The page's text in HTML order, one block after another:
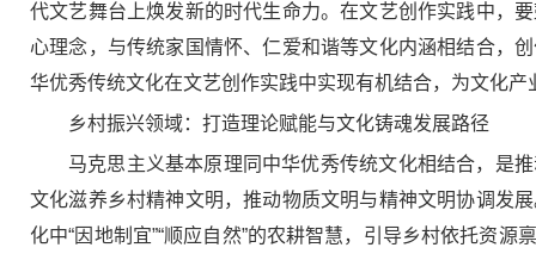
代文艺舞台上焕发新的时代生命力。在文艺创作实践中，
心理念，与传统家国情怀、仁爱和谐等文化内涵相结合，
华优秀传统文化在文艺创作实践中实现有机结合，为文化
乡村振兴领域：打造理论赋能与文化铸魂发展路径
马克思主义基本原理同中华优秀传统文化相结合，是
文化滋养乡村精神文明，推动物质文明与精神文明协调发
化中“因地制宜”“顺应自然”的农耕智慧，引导乡村依托资